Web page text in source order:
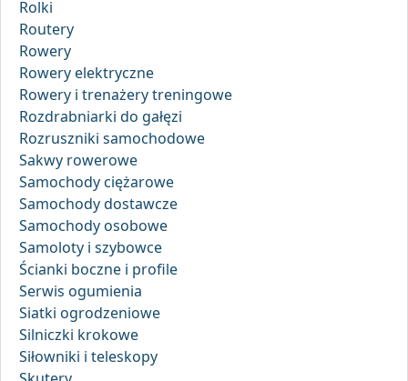
Rolki
Routery
Rowery
Rowery elektryczne
Rowery i trenażery treningowe
Rozdrabniarki do gałęzi
Rozruszniki samochodowe
Sakwy rowerowe
Samochody ciężarowe
Samochody dostawcze
Samochody osobowe
Samoloty i szybowce
Ścianki boczne i profile
Serwis ogumienia
Siatki ogrodzeniowe
Silniczki krokowe
Siłowniki i teleskopy